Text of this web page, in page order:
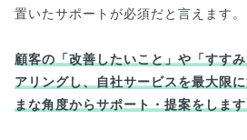
置いたサポートが必須だと言えます。
顧客の「改善したいこと」や「すす
アリングし、自社サービスを最大限
まな角度からサポート・提案をします